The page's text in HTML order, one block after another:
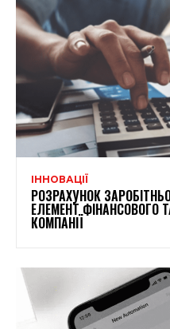
ІННОВАЦІЇ
РОЗРАХУНОК
ЕЛЕМЕНТ ФІНАНСОВОГО
КОМПАНІЇ